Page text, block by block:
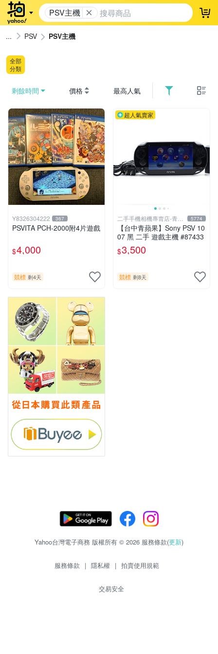
PSV主機 登
PSV PSV主機
全部
分類
剩餘時間 價格 最高人氣
Y8326304222 367
PSVITA PCH-2000附4片遊戲
$4,000
競標 剩4天
超人氣賣家
二手手機相機專賣店-青蘋
果3c
5774
【台中青蘋果】Sony PSV 10
07 黑 二手 遊戲主機 #87433
$3,500
競標 剩8天
Yahoo台灣電子商務 版權所有 © 2026 服務條款(更新)
服務條款 | 隱私權 | 拍賣使用規範
交易安全